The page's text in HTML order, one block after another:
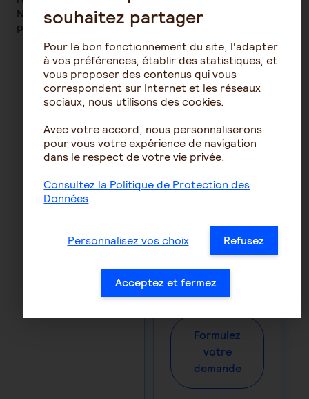
Nos conseillers se tiennent à votre disposition
pour toute demande d’information.
Appeler un
conseiller
Contacter un
conseiller
commercial
au
01 40 22 37 39 du
lundi au vendredi
surtaxé). pour
Contacter
un
Précisez votre
demande en
complétant un
formulaire, un
les meilleurs
Formulez
votre
demande
souhaitez partager
Pour le bon fonctionnement du site, l'adapter
à vos préférences, établir des statistiques, et
vous proposer des contenus qui vous
correspondent sur Internet et les réseaux
sociaux, nous utilisons des cookies.
Avec votre accord, nous personnaliserons
pour vous votre expérience de navigation
dans le respect de votre vie privée.
Consultez la Politique de Protection des
Données
Personnalisez vos choix Refusez
Acceptez et fermez